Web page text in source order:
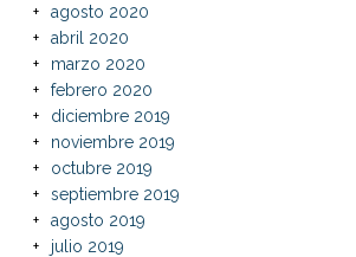
agosto 2020
abril 2020
marzo 2020
febrero 2020
diciembre 2019
noviembre 2019
octubre 2019
septiembre 2019
agosto 2019
julio 2019